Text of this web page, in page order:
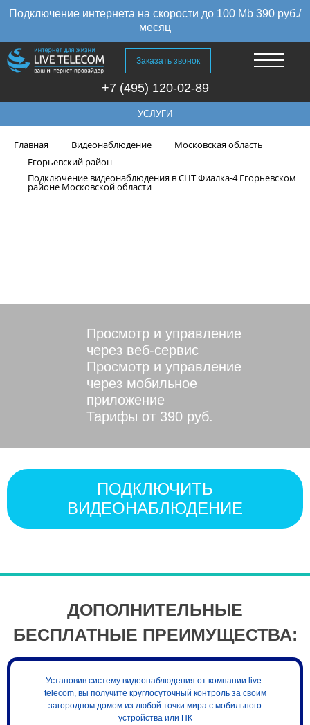
Подключение интернета на скорости до 100 Mb 390 руб./
месяц
Заказать звонок
+7 (495) 120-02-89
УСЛУГИ
Главная Видеонаблюдение
Московская область
Егорьевский район
Подключение видеонаблюдения в СНТ Фиалка-4 Егорьевском
районе Московской области
Просмотр и управление
через веб-сервис
Просмотр и управление
через мобильное
приложение
Тарифы от 390 руб.
ПОДКЛЮЧИТЬ
ВИДЕОНАБЛЮДЕНИЕ
ДОПОЛНИТЕЛЬНЫЕ
БЕСПЛАТНЫЕ ПРЕИМУЩЕСТВА:
Установив систему видеонаблюдения от компании live-
telecom, вы получите круглосуточный контроль за своим
загородном домом из любой точки мира с мобильного
устройства или ПК